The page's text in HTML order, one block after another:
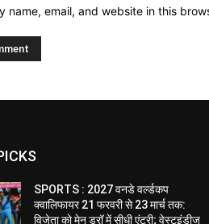
name, email, and website in this
SPORTS : 2027 वनडे वर्ल्डकप
क्वालिफायर 21 फरवरी से 23 मार्च तक:
विजेता को मेन ड्रॉ में सीधी एंट्री; वेस्टइंडीज